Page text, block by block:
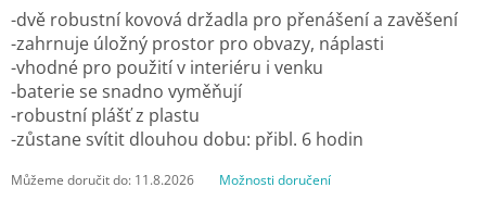
Můžeme doručit do: 11.8.2026 Možnosti doručení
-dvě robustní kovová držadla pro přenášení a zavěšení
-zahrnuje úložný prostor pro obvazy, náplasti
-vhodné pro použití v interiéru i venku
-baterie se snadno vyměňují
-robustní plášť z plastu
-zůstane svítit dlouhou dobu: přibl. 6 hodin